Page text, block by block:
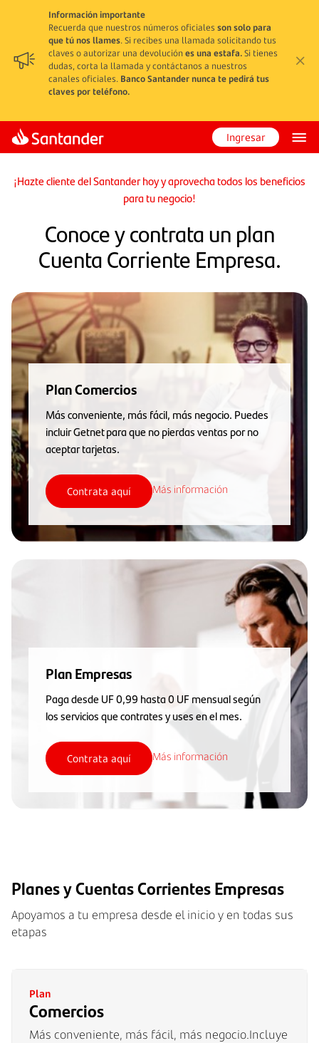
Información importante
Recuerda que nuestros números oficiales son solo para
que tú nos llames. Si recibes una llamada solicitando tus
claves o autorizar una devoluciónes una estafa.Si tienes
dudas, corta la llamada y contáctanos a nuestros
canales oficiales. Banco Santander nunca te pedirá tus
claves por teléfono.
Ingresar
¡Hazte cliente del Santander hoy y aprovecha todos los beneficios
para tu negocio!
Conoce y contrata un plan
Cuenta Corriente Empresa.
Plan Comercios
Más conveniente, más fácil, más negocio. Puedes
incluir Getnet para que no pierdas ventas por no
aceptar tarjetas.
Contrata aquí Más información
Plan Empresas
Paga desde UF 0,99 hasta 0 UF mensual según
los servicios que contrates y uses en el mes.
Contrata aquí Más información
Planes y Cuentas Corrientes Empresas
Apoyamos a tu empresa desde el inicio y en todas sus
etapas
Plan
Comercios
Más conveniente, más fácil, más negocio.Incluye